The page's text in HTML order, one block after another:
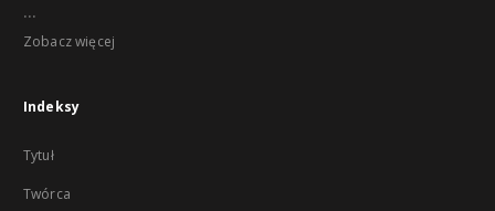
...
Zobacz więcej
Indeksy
Tytuł
Twórca